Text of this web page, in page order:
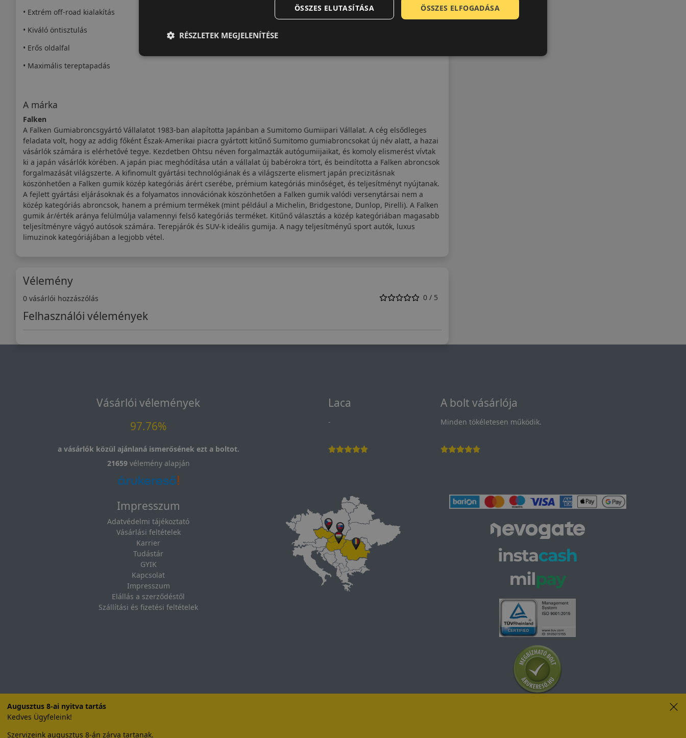
• Extrém off-road kialakítás
• Kiváló öntisztulás
• Erős oldalfal
• Maximális tereptapadás
A márka
Falken
A Falken Gumiabroncsgyártó Vállalatot 1983-ban alapította Japánban a Sumitomo Gumiipari Vállalat. A cég elsődleges
feladata volt, hogy az addig főként Észak-Amerikai piacra gyártott kitűnő Sumitomo gumiabroncsokat új név alatt, a hazai
vásárlók számára is elérhetővé tegye. Kezdetben Ohtsu néven forgalmazták autógumiijaikat, és komoly elismerést vívtak
ki a japán vásárlók körében. A japán piac meghódítása után a vállalat új babérokra tört, és beindította a Falken abroncsok
forgalmazását világszerte. A kifinomult gyártási technológiának és a világszerte elismert japán precizitásnak
köszönhetően a Falken gumik közép kategóriás árért cserébe, prémium kategóriás minőséget, és teljesítményt nyújtanak.
A fejlett gyártási eljárásoknak és a folyamatos innovációnak köszönhetően a Falken gumik valódi versenytársai nem a
közép kategóriás abroncsok, hanem a prémium termékek (mint például a Michelin, Bridgestone, Dunlop, Pirelli). A Falken
gumik ár/érték aránya felülmúlja valamennyi felső kategóriás terméket. Kitűnő választás a közép kategóriában magasabb
teljesítményre vágyó autósok számára. Terepjárók és SUV-k ideális gumija. A nagy teljesítményű sport autók, luxus
limuzinok kategóriájában a legjobb vétel.
Vélemény
0 vásárlói hozzászólás 0 / 5
Felhasználói vélemények
Vásárlói vélemények
97.76%
a vásárlók közül ajánlaná ismerősének ezt a boltot.
21659vélemény alapján
Laca
-
A bolt vásárlója
Minden tökéletesen működik.
Impresszum
Adatvédelmi tájékoztató
Vásárlási feltételek
Karrier
Tudástár
GYIK
Kapcsolat
Impresszum
Elállás a szerződéstől
Szállítási és fizetési feltételek
Augusztus 8-ai nyitva tartás
Kedves Ügyfeleink!
Szervizeink augusztus 8-án zárva tartanak.
ÖSSZES ELFOGADÁSA
ÖSSZES ELUTASÍTÁSA
RÉSZLETEK MEGJELENÍTÉSE